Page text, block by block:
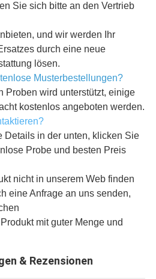
Sie sich bitte an den Vertrieb
und wir werden Ihr
durch eine neue
lösen.
Musterbestellungen?
Proben wird unterstützt, einige
kostenlos angeboten werden.
Details in der unten, klicken Sie
Probe und besten Preis
nicht in unserem Web finden
eine Anfrage an uns senden,
mit guter Menge und
& Rezensionen